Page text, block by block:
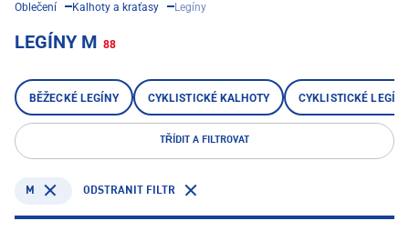
Oblečení Kalhoty a kraťasy Legíny
LEGÍNY M 88
BĚŽECKÉ LEGÍNY CYKLISTICKÉ KALHOTY CYKLISTICKÉ LEGÍNY
TŘÍDIT A FILTROVAT
M ODSTRANIT FILTR